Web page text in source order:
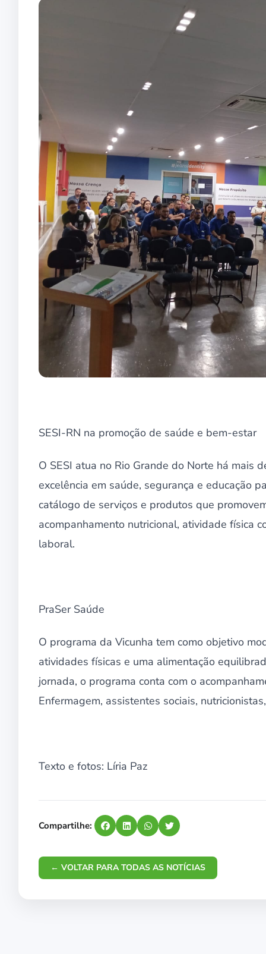
SESI-RN na promoção de saúde e bem-estar
O SESI atua no Rio Grande do Norte há mais
excelência em saúde, segurança e educação
catálogo de serviços e produtos que
acompanhamento nutricional, atividade física
laboral.
PraSer Saúde
O programa da Vicunha tem como objetivo
atividades físicas e uma alimentação
jornada, o programa conta com o
Enfermagem, assistentes sociais,
Texto e fotos: Líria Paz
Compartilhe:
← VOLTAR PARA TODAS AS NOTÍCIAS